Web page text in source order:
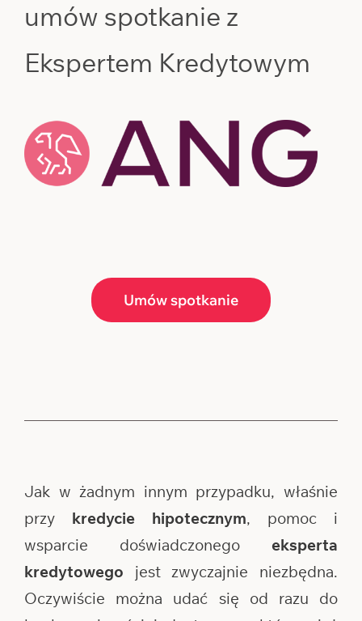
umów spotkanie z
Ekspertem Kredytowym
Umów spotkanie
Jak w żadnym innym przypadku, właśnie
przy kredycie hipotecznym, pomoc i
wsparcie doświadczonego eksperta
kredytowego jest zwyczajnie niezbędna.
Oczywiście można udać się od razu do